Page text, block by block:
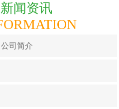
新闻资讯
司简介